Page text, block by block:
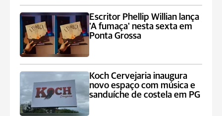
Escritor Phellip Willian lança
'A fumaça' nesta sexta em
Ponta Grossa
Koch Cervejaria inaugura
novo espaço com música e
sanduíche de costela em PG